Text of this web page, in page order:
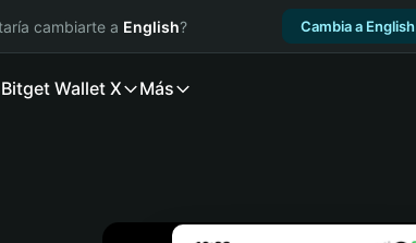
cambiarte a English? Cambia a English
Bitget Wallet X Más